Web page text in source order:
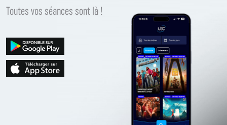
Toutes vos séances sont là !